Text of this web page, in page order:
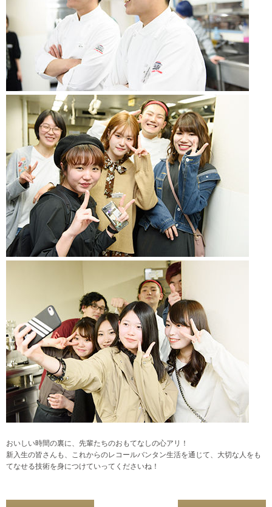
おいしい時間の裏に、先輩たちのおもてなしの心アリ！
新入生の皆さんも、これからのレコールバンタン生活を通じて、大切な人をも
てなせる技術を身につけていってくださいね！